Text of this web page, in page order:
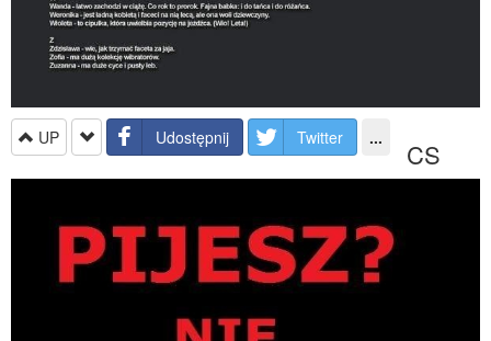
UP Udostępnij Twitter ... CS